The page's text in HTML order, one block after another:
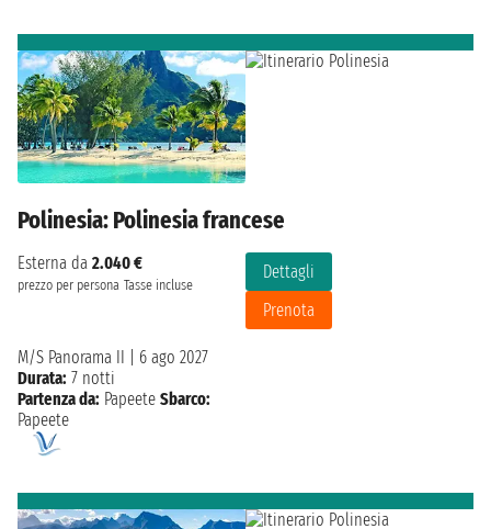
Polinesia: Polinesia francese
Esterna da 2.040 €
prezzo per persona Tasse incluse
Dettagli
Prenota
M/S Panorama II
6 ago 2027
Durata: 7 notti
Partenza da: Papeete Sbarco:
Papeete